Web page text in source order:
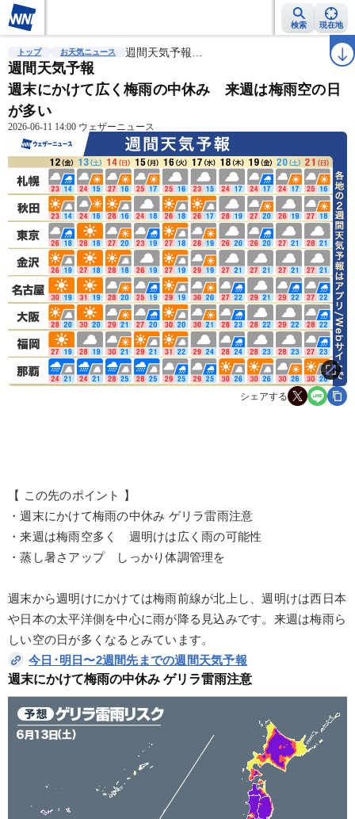
検索 現在地
雨雲レーダー 台風情報 地震情報 ラ
トップ お天気ニュース 週間天気予報…
週間天気予報
週末にかけて広く梅雨の中休み 来週は梅雨空の日
が多い
2026-06-11 14:00 ウェザーニュース
シェアする
【 この先のポイント 】
・週末にかけて梅雨の中休み ゲリラ雷雨注意
・来週は梅雨空多く 週明けは広く雨の可能性
・蒸し暑さアップ しっかり体調管理を
週末から週明けにかけては梅雨前線が北上し、週明けは西日本
や日本の太平洋側を中心に雨が降る見込みです。来週は梅雨ら
しい空の日が多くなるとみています。
今日･明日〜2週間先までの週間天気予報
週末にかけて梅雨の中休み ゲリラ雷雨注意